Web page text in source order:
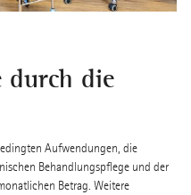
durch die
Aufwendungen, die
Behandlungspflege und der
Betrag. Weitere